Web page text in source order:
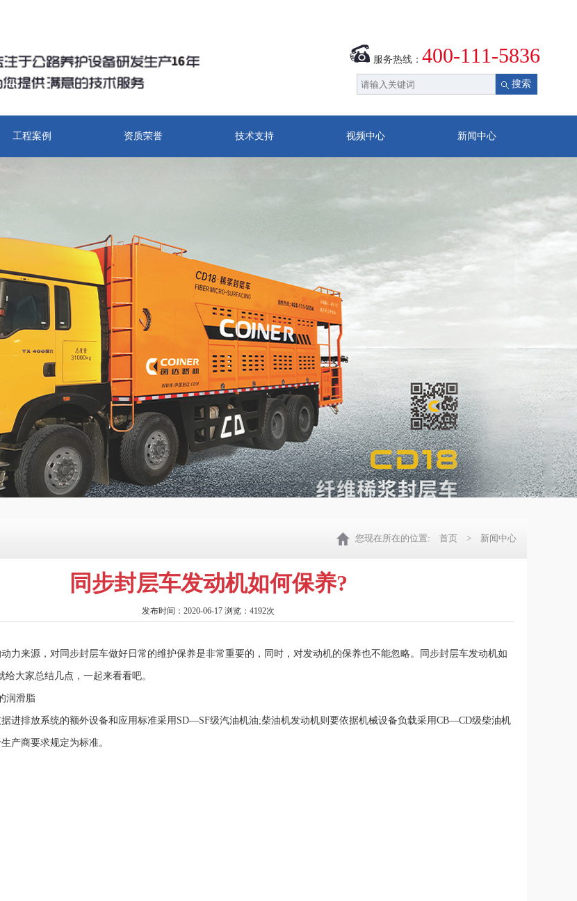
服务热线： 400-111-5836
工程案例 资质荣誉 技术支持 视频中心 新闻中心
您现在所在的位置: 首页 > 新闻中心
同步封层车发动机如何保养?
发布时间：2020-06-17 浏览：4192次
力来源，对 同步封层车做好日常的维护保养是非常重要的，同时，对发动机的保养也不能忽略。同步封层车发动机如
给大家总结几点，一起来看看吧。
润滑脂
进排放系统的额外设备和应用标准采用SD—SF级汽油机油;柴油机发动机则要依据机械设备负载采用CB—CD级柴油机
产商要求规定为标准。